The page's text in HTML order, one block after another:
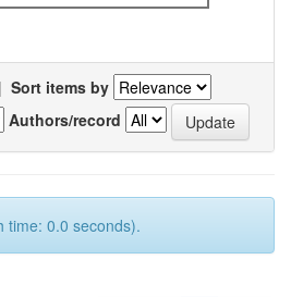
| Sort items by
Authors/record
time: 0.0 seconds).